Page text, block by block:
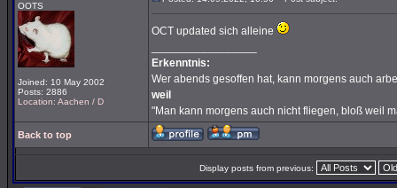
OOTS
Joined: 10 May 2002
Posts: 2886
Location: Aachen / D
OCT updated sich alleine
Erkenntnis:
Wer abends gesoffen hat, kann morgens auch
weil
"Man kann morgens auch nicht fliegen, bloß weil
Back to top
Display posts from previous: